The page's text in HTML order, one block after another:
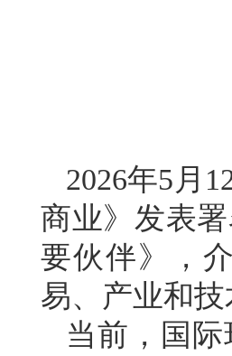
2026年5月
商业》发表
要伙伴》，
易、产业和
当前，国